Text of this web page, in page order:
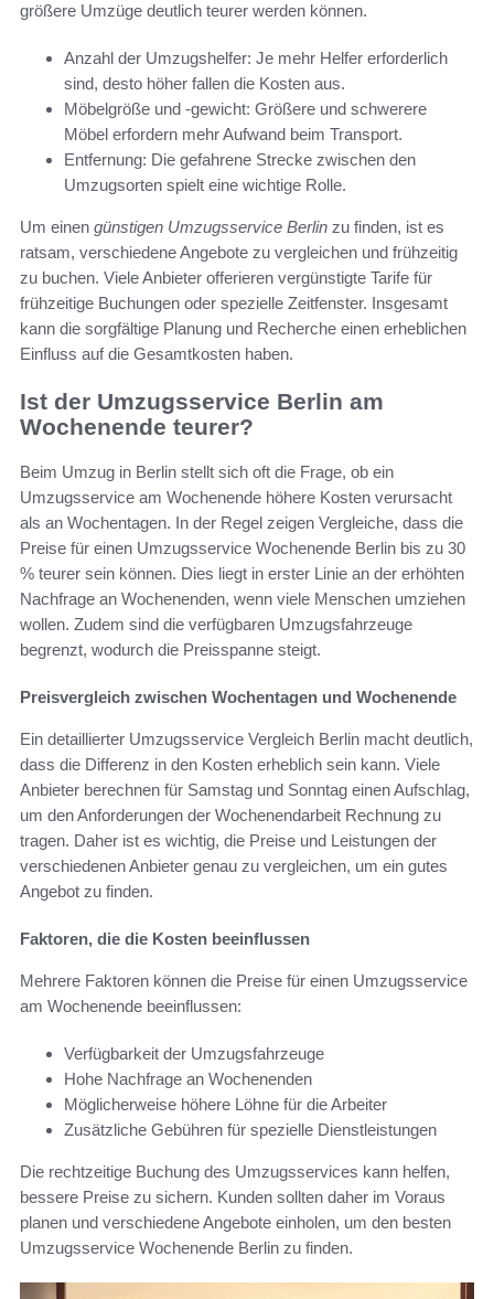
größere Umzüge deutlich teurer werden können.
Anzahl der Umzugshelfer: Je mehr Helfer erforderlich
sind, desto höher fallen die Kosten aus.
Möbelgröße und -gewicht: Größere und schwerere
Möbel erfordern mehr Aufwand beim Transport.
Entfernung: Die gefahrene Strecke zwischen den
Umzugsorten spielt eine wichtige Rolle.
Um einen günstigen Umzugsservice Berlin zu finden, ist es
ratsam, verschiedene Angebote zu vergleichen und frühzeitig
zu buchen. Viele Anbieter offerieren vergünstigte Tarife für
frühzeitige Buchungen oder spezielle Zeitfenster. Insgesamt
kann die sorgfältige Planung und Recherche einen erheblichen
Einfluss auf die Gesamtkosten haben.
Ist der Umzugsservice Berlin am
Wochenende teurer?
Beim Umzug in Berlin stellt sich oft die Frage, ob ein
Umzugsservice am Wochenende höhere Kosten verursacht
als an Wochentagen. In der Regel zeigen Vergleiche, dass die
Preise für einen Umzugsservice Wochenende Berlin bis zu 30
% teurer sein können. Dies liegt in erster Linie an der erhöhten
Nachfrage an Wochenenden, wenn viele Menschen umziehen
wollen. Zudem sind die verfügbaren Umzugsfahrzeuge
begrenzt, wodurch die Preisspanne steigt.
Preisvergleich zwischen Wochentagen und Wochenende
Ein detaillierter Umzugsservice Vergleich Berlin macht deutlich,
dass die Differenz in den Kosten erheblich sein kann. Viele
Anbieter berechnen für Samstag und Sonntag einen Aufschlag,
um den Anforderungen der Wochenendarbeit Rechnung zu
tragen. Daher ist es wichtig, die Preise und Leistungen der
verschiedenen Anbieter genau zu vergleichen, um ein gutes
Angebot zu finden.
Faktoren, die die Kosten beeinflussen
Mehrere Faktoren können die Preise für einen Umzugsservice
am Wochenende beeinflussen:
Verfügbarkeit der Umzugsfahrzeuge
Hohe Nachfrage an Wochenenden
Möglicherweise höhere Löhne für die Arbeiter
Zusätzliche Gebühren für spezielle Dienstleistungen
Die rechtzeitige Buchung des Umzugsservices kann helfen,
bessere Preise zu sichern. Kunden sollten daher im Voraus
planen und verschiedene Angebote einholen, um den besten
Umzugsservice Wochenende Berlin zu finden.